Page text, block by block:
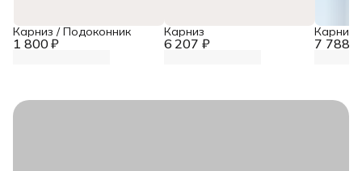
1 800 ₽
Карниз / Подоконник
6 207 ₽
Карниз
7 788 ₽
Карниз